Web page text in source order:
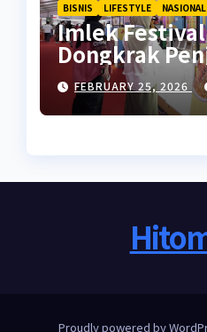
BISNIS LIFESTYLE NASIONAL
Imlek
Dongkrak
UMKM di
FEBRUARY 25, 2026
Proudly powered by